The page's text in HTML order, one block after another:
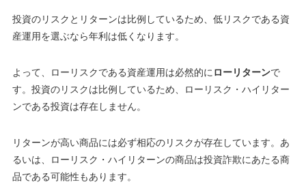
投資のリスクとリターンは比例しているため、 低リスクである資
産運用を選ぶなら年利は低くなります。
よって、ローリスクである資産運用は必然的に ローリターンで
す。投資のリスクは比例しているため、
ローリスク・ハイリター
ンである投資は存在しません。
リターンが高い商品には必ず相応のリスクが存在しています。 あ
るいは、
ローリスク・ハイリターンの商品は投資詐欺にあたる商
品である可能性もあります。